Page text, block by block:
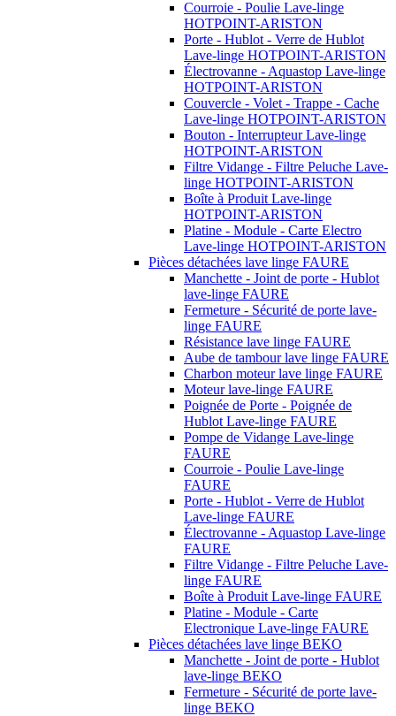
Courroie - Poulie Lave-linge
HOTPOINT-ARISTON
Porte - Hublot - Verre de Hublot
Lave-linge HOTPOINT-ARISTON
Électrovanne - Aquastop Lave-linge
HOTPOINT-ARISTON
Couvercle - Volet - Trappe - Cache
Lave-linge HOTPOINT-ARISTON
Bouton - Interrupteur Lave-linge
HOTPOINT-ARISTON
Filtre Vidange - Filtre Peluche Lave-
linge HOTPOINT-ARISTON
Boîte à Produit Lave-linge
HOTPOINT-ARISTON
Platine - Module - Carte Electro
Lave-linge HOTPOINT-ARISTON
Pièces détachées lave linge FAURE
Manchette - Joint de porte - Hublot
lave-linge FAURE
Fermeture - Sécurité de porte lave-
linge FAURE
Résistance lave linge FAURE
Aube de tambour lave linge FAURE
Charbon moteur lave linge FAURE
Moteur lave-linge FAURE
Poignée de Porte - Poignée de
Hublot Lave-linge FAURE
Pompe de Vidange Lave-linge
FAURE
Courroie - Poulie Lave-linge
FAURE
Porte - Hublot - Verre de Hublot
Lave-linge FAURE
Électrovanne - Aquastop Lave-linge
FAURE
Filtre Vidange - Filtre Peluche Lave-
linge FAURE
Boîte à Produit Lave-linge FAURE
Platine - Module - Carte
Electronique Lave-linge FAURE
Pièces détachées lave linge BEKO
Manchette - Joint de porte - Hublot
lave-linge BEKO
Fermeture - Sécurité de porte lave-
linge BEKO